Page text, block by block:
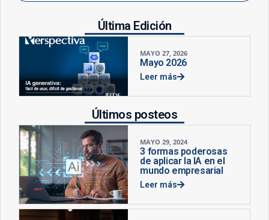
Última Edición
MAYO 27, 2026
Mayo 2026
Leer más
Últimos posteos
MAYO 29, 2024
3 formas poderosas
de aplicar la IA en el
mundo empresarial
Leer más